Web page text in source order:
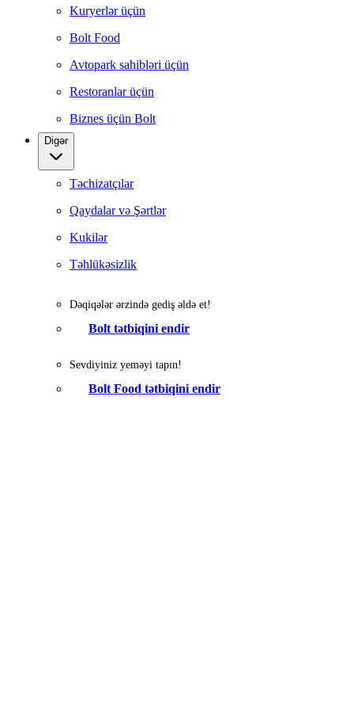
Kuryerlər üçün
Bolt Food
Avtopark sahibləri üçün
Restoranlar üçün
Biznes üçün Bolt
Digər
Təchizatçılar
Qaydalar və Şərtlər
Kukilər
Təhlükəsizlik
Dəqiqələr ərzində gediş əldə et!
Bolt tətbiqini endir
Sevdiyiniz yeməyi tapın!
Bolt Food tətbiqini endir